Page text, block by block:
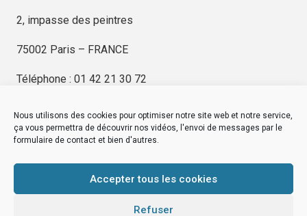
Nous utilisons des cookies pour optimiser notre site web et notre service,
ça vous permettra de découvrir nos vidéos, l'envoi de messages par le
formulaire de contact et bien d'autres.
Accepter tous les cookies
Refuser
2, impasse des peintres
75002 Paris – FRANCE
Téléphone : 01 42 21 30 72
EDITIONS KIMÉ
Mentions Légales
© byeDovel.com